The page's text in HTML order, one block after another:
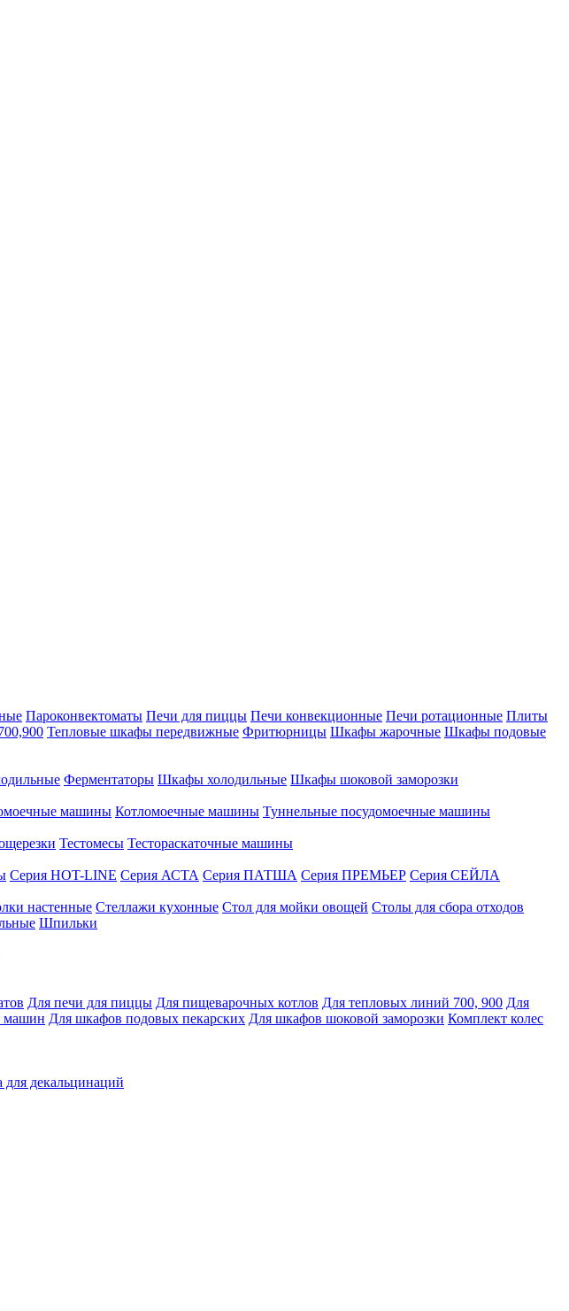
Пароконвектоматы Печи для пиццы Печи конвекционные Печи ротационные Плиты
Тепловые шкафы передвижные Фритюрницы Шкафы жарочные Шкафы подовые
Ферментаторы Шкафы холодильные Шкафы шоковой заморозки
машины Котломоечные машины Туннельные посудомоечные машины
Тестомесы Тестораскаточные машины
Серия HOT-LINE Серия АСТА Серия ПАТША Серия ПРЕМЬЕР Серия СЕЙЛА
настенные Стеллажи кухонные Стол для мойки овощей Столы для сбора отходов
Шпильки
Для печи для пиццы Для пищеварочных котлов Для тепловых линий 700, 900 Для
машин Для шкафов подовых пекарских Для шкафов шоковой заморозки Комплект колес
для декальцинаций